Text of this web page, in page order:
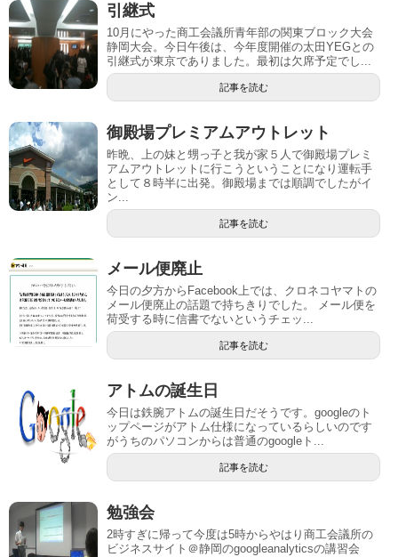
引継式
10月にやった商工会議所青年部の関東ブロック大会
静岡大会。今日午後は、今年度開催の太田YEGとの
引継式が東京でありました。最初は欠席予定でし...
記事を読む
御殿場プレミアムアウトレット
昨晩、上の妹と甥っ子と我が家５人で御殿場プレミ
アムアウトレットに行こうということになり運転手
として８時半に出発。御殿場までは順調でしたがイ
ン...
記事を読む
メール便廃止
今日の夕方からFacebook上では、クロネコヤマトの
メール便廃止の話題で持ちきりでした。 メール便を
荷受する時に信書でないというチェッ...
記事を読む
アトムの誕生日
今日は鉄腕アトムの誕生日だそうです。googleのト
ップページがアトム仕様になっているらしいのです
がうちのパソコンからは普通のgoogleト...
記事を読む
勉強会
2時すぎに帰って今度は5時からやはり商工会議所の
ビジネスサイト＠静岡のgoogleanalyticsの講習会